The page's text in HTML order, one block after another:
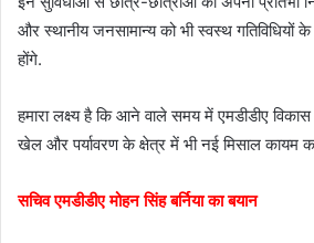
और स्थानीय जनसामान्य को भी स्वस्थ गतिविधियों
होंगे.
हमारा लक्ष्य है कि आने वाले समय में एमडीडीए विकास
खेल और पर्यावरण के क्षेत्र में भी नई मिसाल कायम
सचिव एमडीडीए मोहन सिंह बर्निया का बयान